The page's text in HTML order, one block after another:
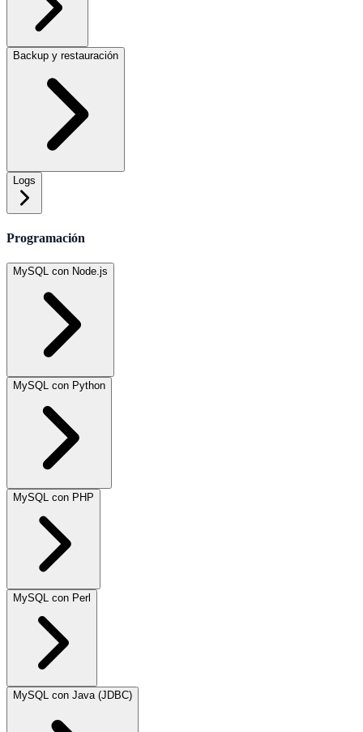
Backup y restauración
Logs
Programación
MySQL con Node.js
MySQL con Python
MySQL con PHP
MySQL con Perl
MySQL con Java (JDBC)